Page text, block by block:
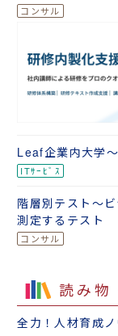
Leaf企業内大学
階層別テスト～
測定するテスト
読み物
全力！人材育成